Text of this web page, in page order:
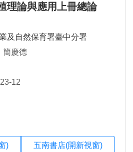
理論與應用上冊總論
及自然保育署臺中分署
簡慶德
12
) 五南書店(開新視窗)